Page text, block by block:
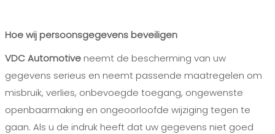
Hoe wij persoonsgegevens beveiligen
VDC Automotiveneemt de bescherming van uw
gegevens serieus en neemt passende maatregelen om
misbruik, verlies, onbevoegde toegang, ongewenste
openbaarmaking en ongeoorloofde wijziging tegen te
gaan. Als u de indruk heeft dat uw gegevens niet goed